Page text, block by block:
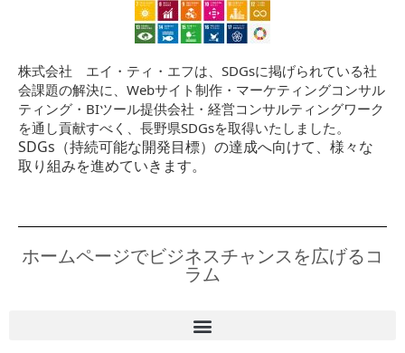
株式会社 エイ・ティ・エフは、SDGsに掲げられている社
会課題の解決に、Webサイト制作・マーケティングコンサル
ティング・BIツール提供会社・経営コンサルティングワーク
を通し貢献すべく、長野県SDGsを取得いたしました。
SDGs（持続可能な開発目標）の達成へ向けて、様々な
取り組みを進めていきます。
ホームページでビジネスチャンスを広げるコ
ラム